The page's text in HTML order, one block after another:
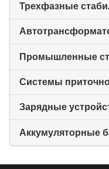
Трехфазные
Зарядные
Аккумуляторные